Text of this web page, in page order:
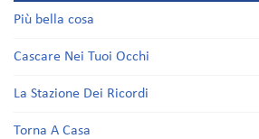
Più bella cosa
Cascare Nei Tuoi Occhi
La Stazione Dei Ricordi
Torna A Casa